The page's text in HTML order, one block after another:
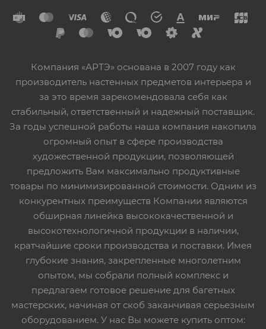
Компания «АРТЭ» основана в 2007 году как
производитель настенных предметов интерьера и
за это время зарекомендовала себя как
стабильный, ответственный и надежный поставщик.
За годы успешной работы наша компания накопила
огромный опыт в сфере производства
художественной продукции, позволяющей
предложить Вам максимально продуктивные
товары по минимизированной стоимости. Одним из
конкурентных преимуществ Компании являются
обширная линейка высококачественной и
высокотехнологичной продукции в наличии,
кратчайшие сроки производства и поставки. Имея
глубокие знания, закрепленные многолетним
опытом, мы собрали полный комплекс и
предлагаем готовое решение для багетных
мастерских, начиная от скоб заканчивая серьезным
оборудованием. У нас Вы можете купить оптом: